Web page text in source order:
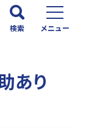
検索 メニュー
あり